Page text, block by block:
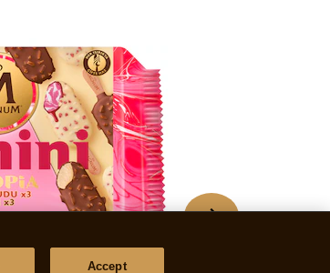
Accept